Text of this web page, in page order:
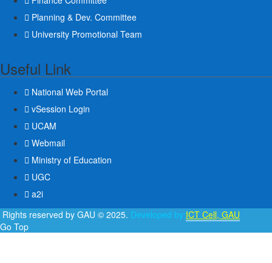
Planning & Dev. Committee
University Promotional Team
Useful Link
National Web Portal
vSession Login
UCAM
Webmail
Ministry of Education
UGC
a2i
Rights reserved by GAU © 2025. Developed by:ICT Cell, GAU
Go Top